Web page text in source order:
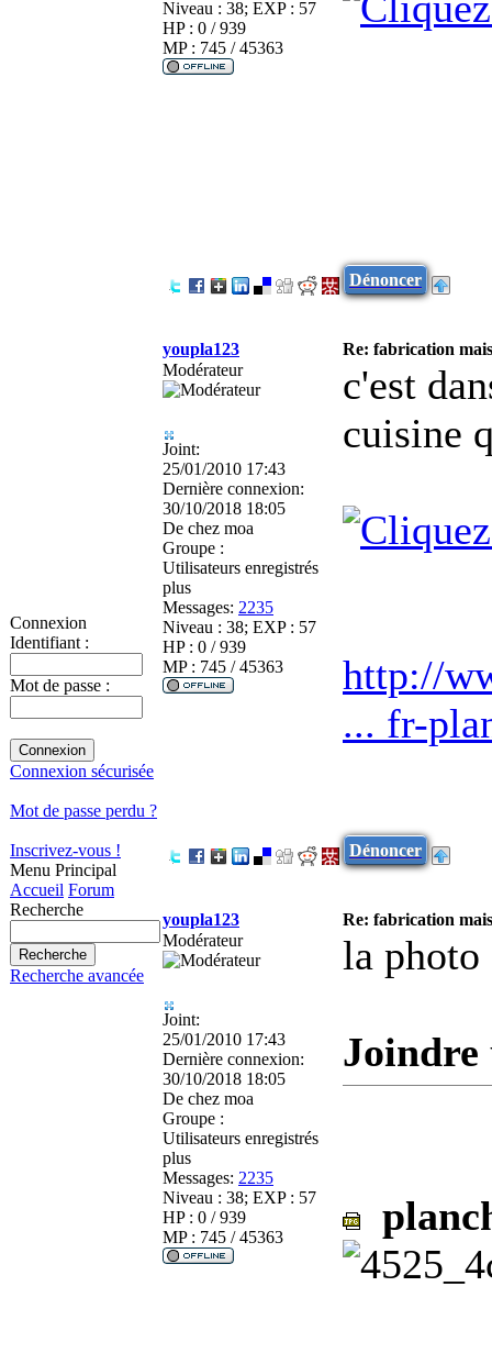
Connexion
Identifiant :
Mot de passe :
Connexion sécurisée
Mot de passe perdu ?
Inscrivez-vous !
Menu Principal
Accueil Forum
Recherche
Recherche avancée
Niveau : 38; EXP : 57
HP : 0 / 939
MP : 745 / 45363
Dénoncer
youpla123
Re: fabrication
Modérateur
Joint:
25/01/2010 17:43
Dernière connexion:
30/10/2018 18:05
De chez moa
Groupe :
Utilisateurs enregistrés
plus
Messages: 2235
Niveau : 38; EXP : 57
HP : 0 / 939
MP : 745 / 45363
c'est
cuisine
http://
... fr-
Dénoncer
youpla123
Re: fabrication
Modérateur
Joint:
25/01/2010 17:43
Dernière connexion:
30/10/2018 18:05
De chez moa
Groupe :
Utilisateurs enregistrés
plus
Messages: 2235
Niveau : 38; EXP : 57
HP : 0 / 939
MP : 745 / 45363
la